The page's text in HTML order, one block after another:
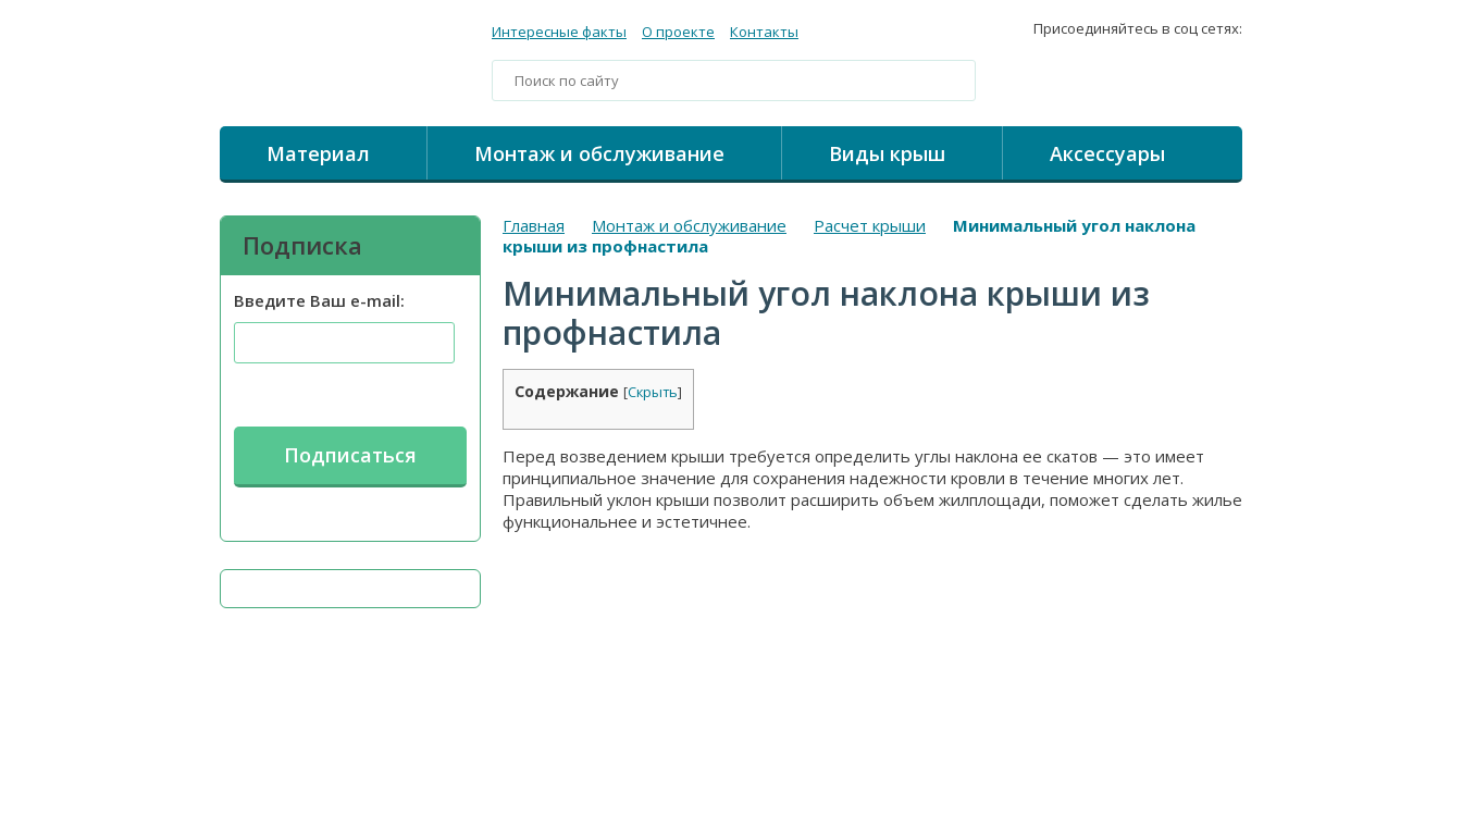
Интересные факты О проекте Контакты Присоединяйтесь в соц сетях:
Материал Монтаж и обслуживание Виды крыш Аксессуары
Главная Монтаж и обслуживание Расчет крыши
Минимальный угол наклона
крыши из профнастила
Минимальный угол наклона крыши из
профнастила
Содержание [Скрыть]
Перед возведением крыши требуется определить углы наклона ее скатов — это имеет
принципиальное значение для сохранения надежности кровли в течение многих лет.
Правильный уклон крыши позволит расширить объем жилплощади, поможет сделать жилье
функциональнее и эстетичнее.
Подписка
Введите Ваш e-mail: